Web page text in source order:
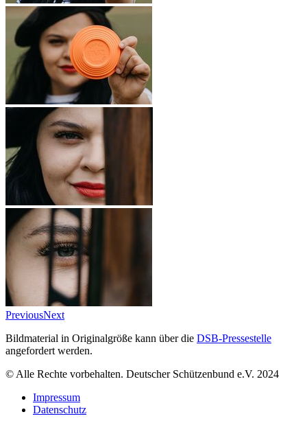
PreviousNext
Bildmaterial in Originalgröße kann über die DSB-Pressestelle
angefordert werden.
© Alle Rechte vorbehalten. Deutscher Schützenbund e.V. 2024
Impressum
Datenschutz